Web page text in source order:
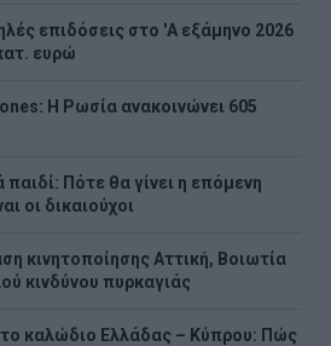
επιδόσεις στο 'A εξάμηνο 2026
ευρώ
Η Ρωσία ανακοινώνει 605
Πότε θα γίνει η επόμενη
οι δικαιούχοι
κινητοποίησης Αττική, Βοιωτία
κινδύνου πυρκαγιάς
το καλώδιο Ελλάδας – Κύπρου: Πώς